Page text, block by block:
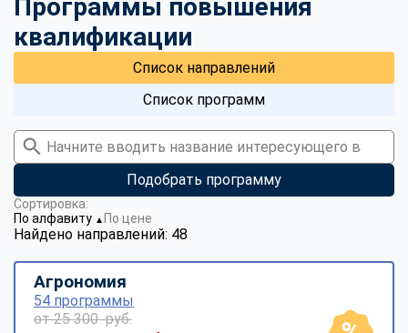
Программы повышения
квалификации
Список направлений
Список программ
Подобрать программу
Найдено направлений: 48
Сортировка:
По алфавиту ▼ По цене
Агрономия
54 программы
от 25 300 руб.